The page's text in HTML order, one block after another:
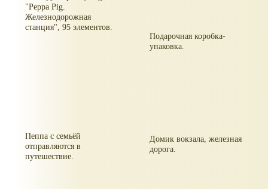
"Peppa Pig.
Железнодорожная
станция", 95 элементов.
Подарочная коробка-
упаковка.
Пеппа с семьёй
отправляются в
путешествие.
Домик вокзала, железная
дорога.